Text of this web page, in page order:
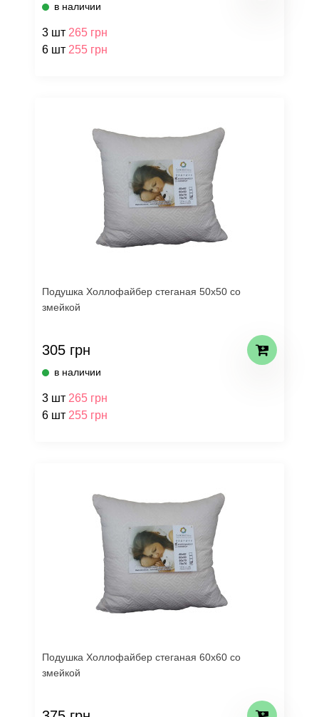
в наличии
3 шт 265 грн
6 шт 255 грн
Подушка Холлофайбер стеганая 50х50 со
змейкой
305 грн
в наличии
3 шт 265 грн
6 шт 255 грн
Подушка Холлофайбер стеганая 60х60 со
змейкой